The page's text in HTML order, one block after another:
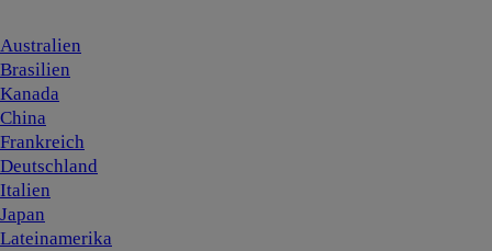
Australien
Brasilien
Kanada
China
Frankreich
Deutschland
Italien
Japan
Lateinamerika